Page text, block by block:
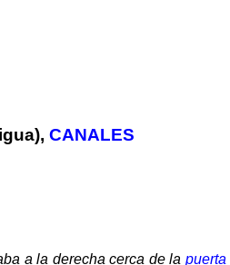
CANALES
a la derecha cerca de lapuerta